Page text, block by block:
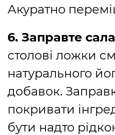
Акуратно
6. Заправте
столові ложки
натурального
добавок.
покривати
бути надто